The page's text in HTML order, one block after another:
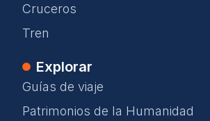
Cruceros
Tren
Explorar
Guías de viaje
Patrimonios de la Humanidad